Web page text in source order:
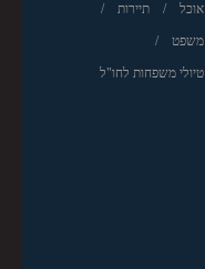
אוכל תיירות
משפט
טיולי משפחות לחו"ל